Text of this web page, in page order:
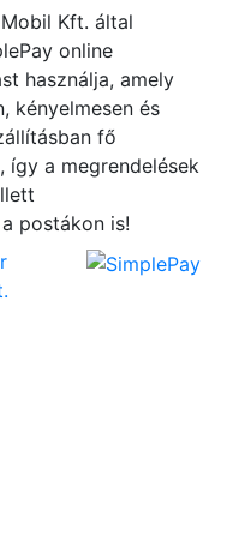
Kft. által
online
használja, amely
kényelmesen és
fő
így a megrendelések
postákon is!